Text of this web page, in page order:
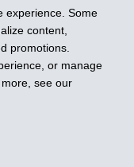
experience. Some
content,
promotions.
or manage
see our
et un autre nom sous
financiers inc. exerce
financiers inc.